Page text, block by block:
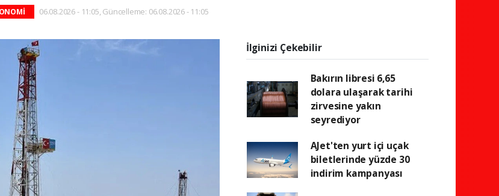
06.08.2026 - 11:05, Güncelleme: 06.08.2026 - 11:05
İlginizi Çekebilir
Bakırın libresi 6,65
dolara ulaşarak tarihi
zirvesine yakın
seyrediyor
AJet'ten yurt içi uçak
biletlerinde yüzde 30
indirim kampanyası